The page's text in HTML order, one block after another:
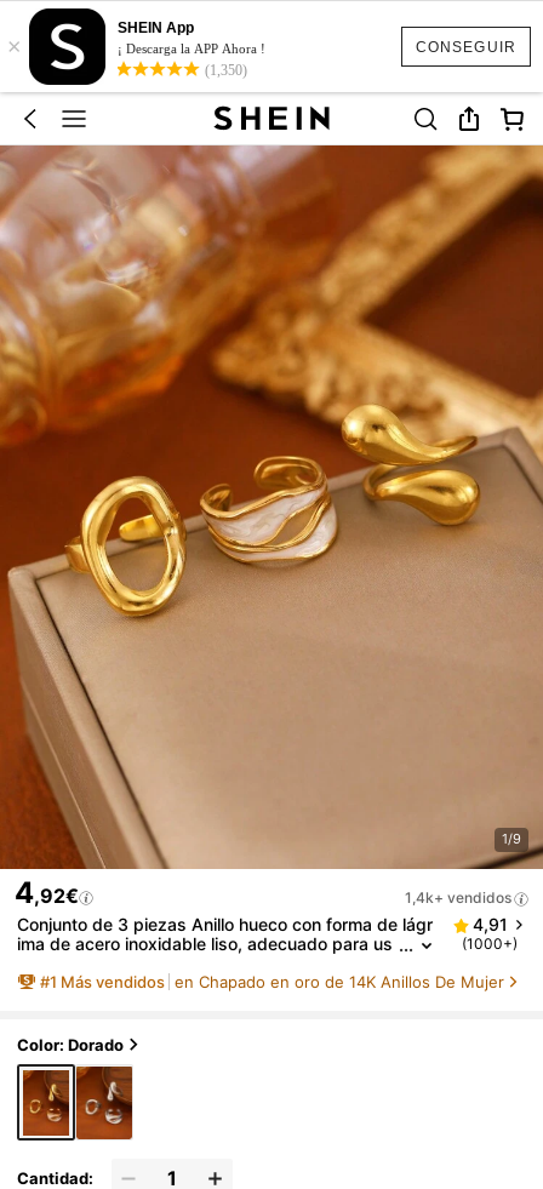
CONSEGUIR
×
SHEIN App
¡ Descarga la APP Ahora !
(1,350)
1/9
4,92€ 1,4k+ vendidos
Conjunto de 3 piezas Anillo hueco con forma de lágr
ima de acero inoxidable liso, adecuado para us
4,91
(1000+)
#1 Más vendidos en Chapado en oro de 14K Anillos De Mujer
Color: Dorado
Cantidad: